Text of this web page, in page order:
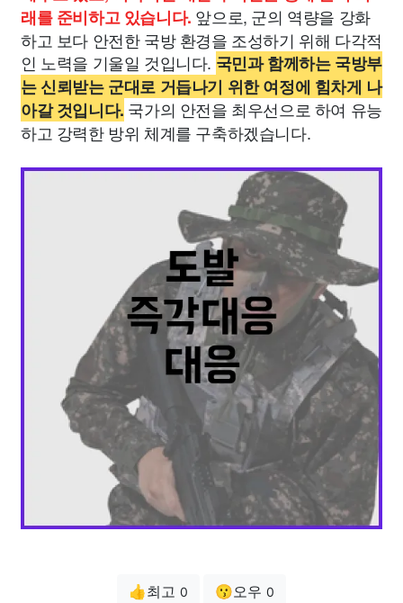
래를 준비하고 있습니다. 앞으로, 군의 역량을 강화
하고 보다 안전한 국방 환경을 조성하기 위해 다각적
인 노력을 기울일 것입니다. 국민과 함께하는 국방부
는 신뢰받는 군대로 거듭나기 위한 여정에 힘차게 나
아갈 것입니다. 국가의 안전을 최우선으로 하여 유능
하고 강력한 방위 체계를 구축하겠습니다.
👍최고 0 😗오우 0